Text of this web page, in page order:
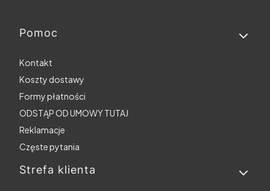
Linki w stopce
Pomoc
Kontakt
Koszty dostawy
Formy płatności
ODSTĄP OD UMOWY TUTAJ
Reklamacje
Częste pytania
Strefa klienta